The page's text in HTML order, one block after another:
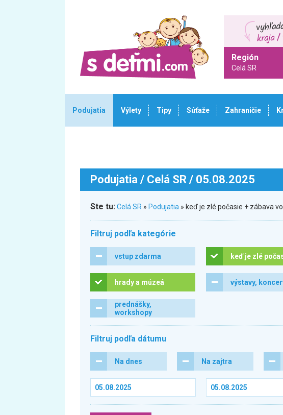
Región
Celá SR
Podujatia Výlety Tipy Súťaže Zahraničie
Podujatia / Celá SR / 05.08.2025
Ste tu:Celá SR » Podujatia » keď je zlé počasie + zábava
Filtruj podľa kategórie
vstup zdarma keď je zlé
hrady a múzeá výstavy,
prednášky,
workshopy
Filtruj podľa dátumu
Na dnes Na zajtra